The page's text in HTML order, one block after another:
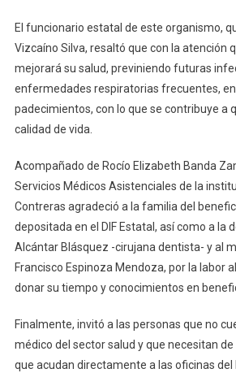
El funcionario estatal de este organismo,
Vizcaíno Silva, resaltó que con la atención
mejorará su salud, previniendo futuras
enfermedades respiratorias frecuentes,
padecimientos, con lo que se contribuye a
calidad de vida.
Acompañado de Rocío Elizabeth Banda
Servicios Médicos Asistenciales de la
Contreras agradeció a la familia del
depositada en el DIF Estatal, así como a la
Alcántar Blásquez -cirujana dentista- y al
Francisco Espinoza Mendoza, por la labor
donar su tiempo y conocimientos en
Finalmente, invitó a las personas que no
médico del sector salud y que necesitan
que acudan directamente a las oficinas del